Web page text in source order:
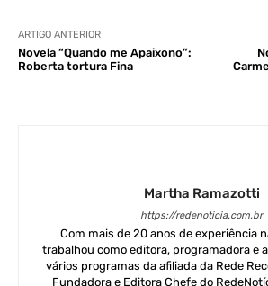
ARTIGO ANTERIOR
Novela “Quando me Apaixono”:
Roberta tortura Fina
Martha Ramazotti
https://redenoticia.com.br
Com mais de 20 anos de experiência
trabalhou como editora, programadora e
vários programas da afiliada da Rede
Fundadora e Editora Chefe do